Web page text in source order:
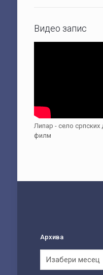
Видео запис
Липар - село
филм
Архива